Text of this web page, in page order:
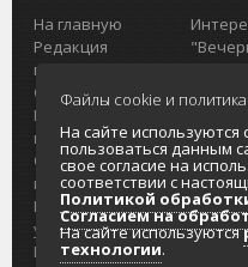
На главную
Редакция
портала
О проекте
Реклама на
портале
Отзывы и
предложения
Интернет-
услуги
Разработка
данных
Файлы cookie и
На сайте
пользоваться данным
свое согласие на
соответствии с
Политикой
Согласием на
На сайте используются
технологии.